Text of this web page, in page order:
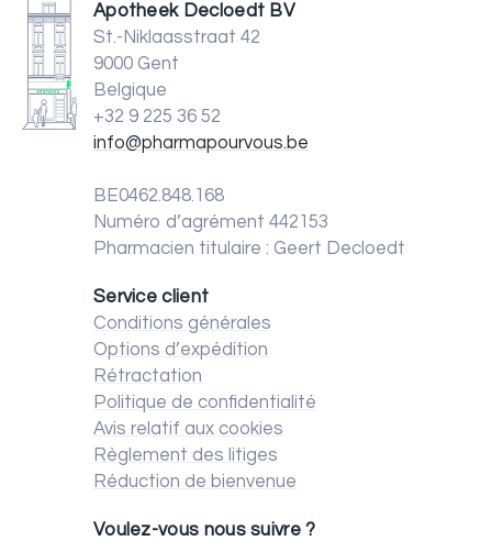
Apotheek Decloedt BV
St.-Niklaasstraat 42
9000 Gent
Belgique
+32 9 225 36 52
info@pharmapourvous.be
BE0462.848.168
Numéro d’agrément 442153
Pharmacien titulaire : Geert Decloedt
Service client
Conditions générales
Options d’expédition
Rétractation
Politique de confidentialité
Avis relatif aux cookies
Règlement des litiges
Réduction de bienvenue
Voulez-vous nous suivre ?